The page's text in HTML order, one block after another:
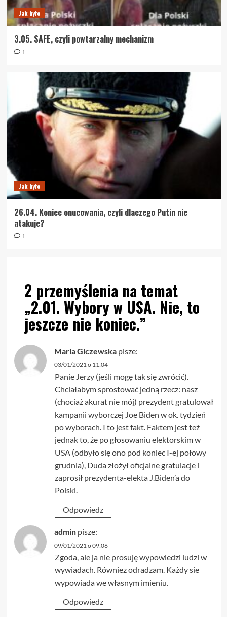
Jak było
3.05. SAFE, czyli powtarzalny mechanizm
1
Jak było
26.04. Koniec onucowania, czyli dlaczego Putin nie
atakuje?
1
2 przemyślenia na temat
„2.01. Wybory w USA. Nie, to
jeszcze nie koniec.”
Maria Giczewska pisze:
03/01/2021 o 11:04
Panie Jerzy (jeśli mogę tak się zwrócić).
Chciałabym sprostować jedną rzecz: nasz
(chociaż akurat nie mój) prezydent gratulował
kampanii wyborczej Joe Biden w ok. tydzień
po wyborach. I to jest fakt. Faktem jest też
jednak to, że po głosowaniu elektorskim w
USA (odbyło się ono pod koniec I-ej połowy
grudnia), Duda złożył oficjalne gratulacje i
zaprosił prezydenta-elekta J.Biden’a do
Polski.
Odpowiedz
admin pisze:
09/01/2021 o 09:06
Zgoda, ale ja nie prosuję wypowiedzi ludzi w
wywiadach. Równiez odradzam. Każdy sie
wypowiada we własnym imieniu.
Odpowiedz